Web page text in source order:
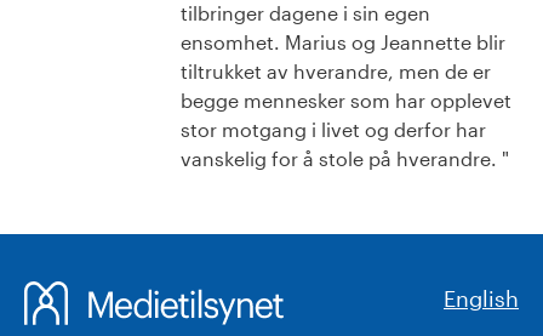
tilbringer dagene i sin egen
ensomhet. Marius og Jeannette blir
tiltrukket av hverandre, men de er
begge mennesker som har opplevet
stor motgang i livet og derfor har
vanskelig for å stole på hverandre. "
English